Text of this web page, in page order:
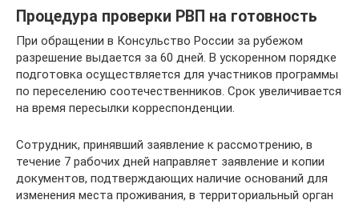
Процедура проверки РВП на готовность
При обращении в Консульство России за рубежом
разрешение выдается за 60 дней. В ускоренном порядке
подготовка осуществляется для участников программы
по переселению соотечественников. Срок увеличивается
на время пересылки корреспонденции.
Сотрудник, принявший заявление к рассмотрению, в
течение 7 рабочих дней направляет заявление и копии
документов, подтверждающих наличие оснований для
изменения места проживания, в территориальный орган